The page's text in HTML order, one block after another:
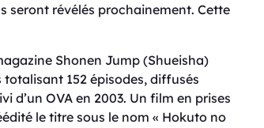
seront révélés prochainement. Cette
Shonen Jump (Shueisha)
152 épisodes, diffusés
d’un OVA en 2003. Un film en prises
le titre sous le nom « Hokuto no